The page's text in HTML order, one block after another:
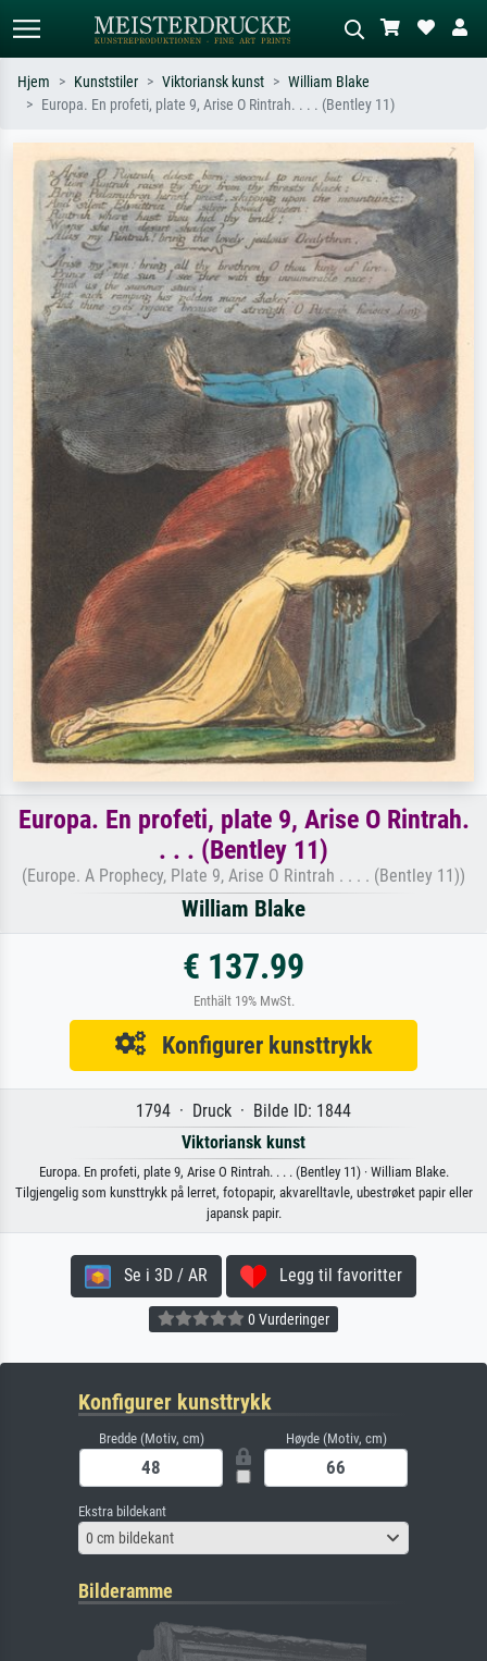
Søk etter kunstner, tittel eller stil – for
eksempel Monet, Stjernenatt,
impresjonisme, Hokusai-bølgen, akt.
Beskriv scenen – for eksempel grønn
eng, abstrakt med mye rødt, mørkt
oljemaleri, stående akt ved et tre.
Hjem Kunststiler Viktoriansk kunst
William Blake
Europa. En profeti, plate 9, Arise O Rintrah. . . . (Bentley 11)
Europa. En profeti, plate 9, Arise O Rintrah.
. . . (Bentley 11)
(Europe. A Prophecy, Plate 9, Arise O Rintrah . . . . (Bentley 11))
William Blake
€ 137.99
Enthält 19% MwSt.
Konfigurer kunsttrykk
1794 · Druck · Bilde ID: 1844
Viktoriansk kunst
Europa. En profeti, plate 9, Arise O Rintrah. . . . (Bentley 11) · William Blake.
Tilgjengelig som kunsttrykk på lerret, fotopapir, akvarelltavle, ubestrøket papir eller
japansk papir.
Se i 3D / AR Legg til favoritter
0 Vurderinger
Konfigurer kunsttrykk
Bredde (Motiv, cm) Høyde (Motiv, cm)
Ekstra bildekant
0 cm bildekant
Bilderamme